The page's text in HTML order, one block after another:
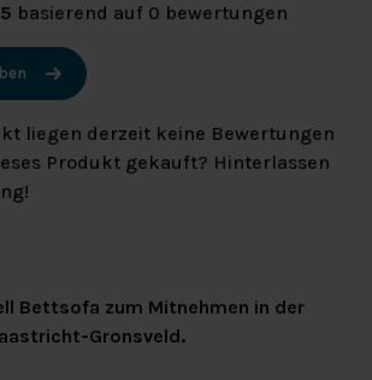
basierend auf 0 bewertungen
liegen derzeit keine Bewertungen
Produkt gekauft? Hinterlassen
Bettsofa zum Mitnehmen in der
Gronsveld.